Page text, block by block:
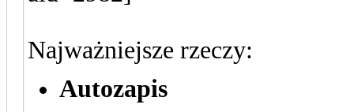
Najważniejsze rzeczy:
Autozapis